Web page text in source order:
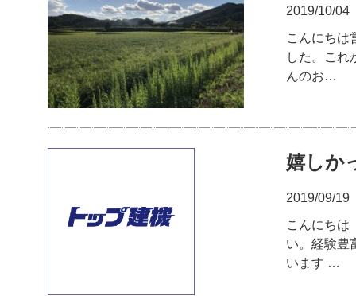
2019/10/04
こんにちは
した。これ
んのお…
嬉しか
2019/09/19
こんにちは
い。経験豊
います …